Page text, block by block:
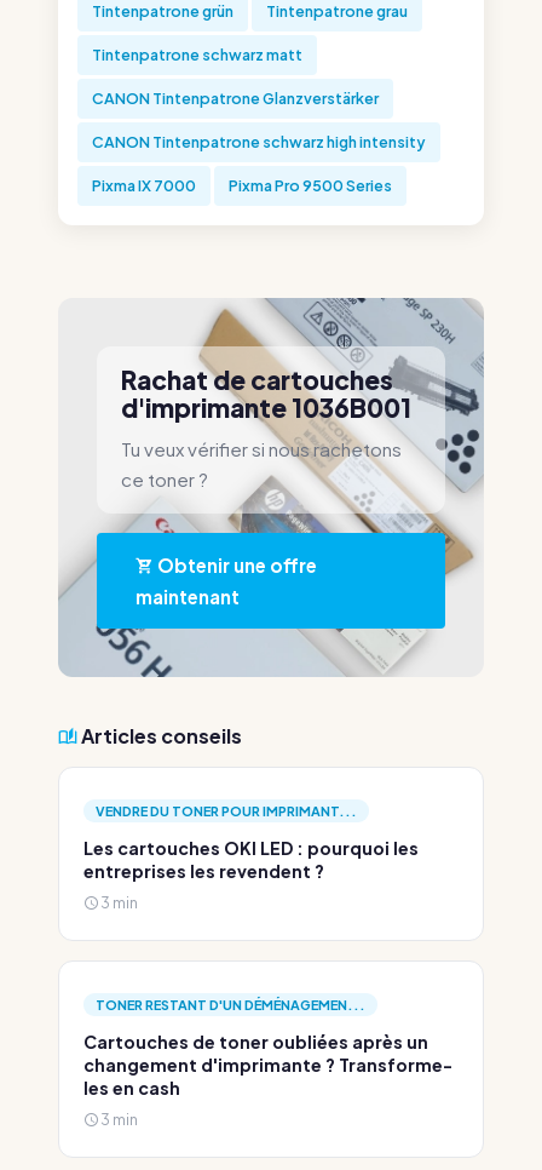
Tintenpatrone grün Tintenpatrone grau
Tintenpatrone schwarz matt
CANON Tintenpatrone Glanzverstärker
CANON Tintenpatrone schwarz high intensity
Pixma IX 7000 Pixma Pro 9500 Series
Rachat de cartouches
d'imprimante 1036B001
Tu veux vérifier si nous rachetons
ce toner ?
Obtenir une offre
maintenant
Articles conseils
VENDRE DU TONER POUR IMPRIMANT...
Les cartouches OKI LED : pourquoi les
entreprises les revendent ?
3 min
TONER RESTANT D'UN DÉMÉNAGEMEN...
Cartouches de toner oubliées après un
changement d'imprimante ? Transforme-
les en cash
3 min